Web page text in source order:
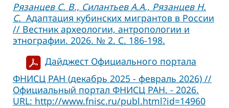
Рязанцев С. В., Силантьев А.А., Рязанцев Н.
С. Адаптация кубинских мигрантов в России
// Вестник археологии, антропологии и
этнографии. 2026. № 2. С. 186-198.
Дайджест Официального портала
ФНИСЦ РАН (декабрь 2025 - февраль 2026) //
Официальный портал ФНИСЦ РАН. - 2026.
URL: http://www.fnisc.ru/publ.html?id=14960